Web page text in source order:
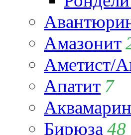
Амазонит
Аметист/
Апатит 7
Аквамарин
Бирюза 48